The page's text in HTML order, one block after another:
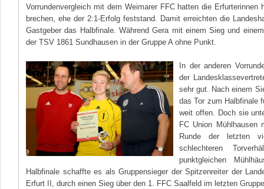
Vorrundenvergleich mit dem Weimarer FFC hatten die Erfurterinnen
brechen, ehe der 2:1-Erfolg feststand. Damit erreichten die
Gastgeber das Halbfinale. Während Gera mit einem Sieg und
der TSV 1861 Sundhausen in der Gruppe A ohne Punkt.
In der anderen
der
sehr gut. Nach einem
das Tor zum Halbfinale
weit offen. Doch sie
FC Union Mühlhausen
Runde der letzten
schlechteren
punktgleichen
Halbfinale schaffte es als Gruppensieger der Spitzenreiter der
Erfurt II, durch einen Sieg über den 1. FFC Saalfeld im letzten